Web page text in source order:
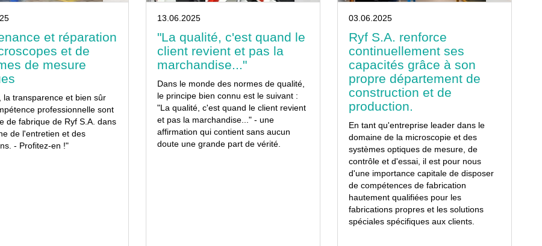
et réparation
et de
de mesure
la transparence et bien sûr
professionnelle sont
de fabrique de Ryf S.A. dans
de l'entretien et des
- Profitez-en !"
13.06.2025
"La qualité, c'est quand le
client revient et pas la
marchandise..."
Dans le monde des normes de qualité,
le principe bien connu est le suivant :
"La qualité, c'est quand le client revient
et pas la marchandise..." - une
affirmation qui contient sans aucun
doute une grande part de vérité.
03.06.2025
Ryf S.A. renforce
continuellement ses
capacités grâce à son
propre département de
construction et de
production.
En tant qu'entreprise leader dans le
domaine de la microscopie et des
systèmes optiques de mesure, de
contrôle et d'essai, il est pour nous
d'une importance capitale de disposer
de compétences de fabrication
hautement qualifiées pour les
fabrications propres et les solutions
spéciales spécifiques aux clients.